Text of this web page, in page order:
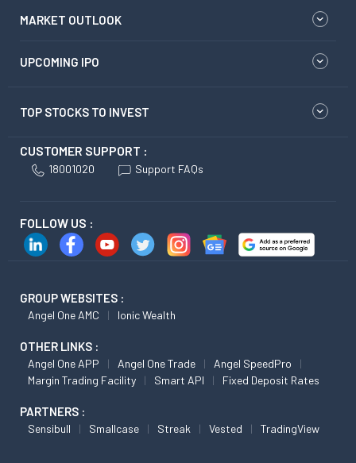
MARKET OUTLOOK
UPCOMING IPO
TOP STOCKS TO INVEST
CUSTOMER SUPPORT :
18001020 Support FAQs
FOLLOW US :
GROUP WEBSITES :
Angel One AMC Ionic Wealth
OTHER LINKS :
Angel One APP Angel One Trade
Angel SpeedPro
Margin Trading Facility
Smart API Fixed Deposit Rates
PARTNERS :
Sensibull Smallcase Streak Vested TradingView